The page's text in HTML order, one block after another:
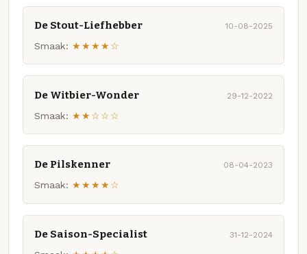
De Stout-Liefhebber 10-08-2025
Smaak: ★★★★☆
De Witbier-Wonder 29-12-2022
Smaak: ★★☆☆☆
De Pilskenner 08-04-2023
Smaak: ★★★★☆
De Saison-Specialist 31-12-2024